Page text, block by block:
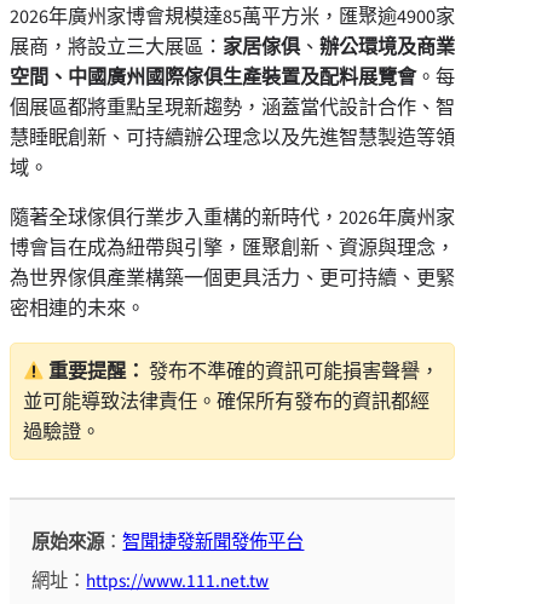
2026年廣州家博會規模達85萬平方米，匯聚逾4900家
展商，將設立三大展區： 家居傢俱、 辦公環境及商業
空間、中國廣州國際傢俱生產裝置及配料展覽會。每
個展區都將重點呈現新趨勢，涵蓋當代設計合作、智
慧睡眠創新、可持續辦公理念以及先進智慧製造等領
域。
隨著全球傢俱行業步入重構的新時代，2026年廣州家
博會旨在成為紐帶與引擎，匯聚創新、資源與理念，
為世界傢俱產業構築一個更具活力、更可持續、更緊
密相連的未來。
重要提醒： 發布不準確的資訊可能損害聲譽，
並可能導致法律責任。確保所有發布的資訊都經
過驗證。
原始來源：智聞捷發新聞發佈平台
網址： https://www.111.net.tw